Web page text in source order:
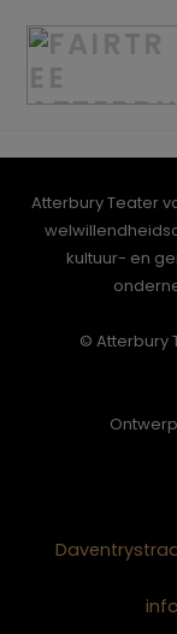
Atterbury Teater
kultuur- en
© Atterbury